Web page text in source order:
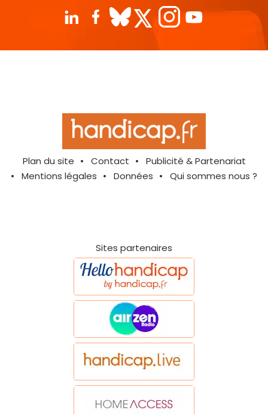
Plan du site Contact
Publicité & Partenariat
Mentions légales
Données Qui sommes nous ?
Sites partenaires